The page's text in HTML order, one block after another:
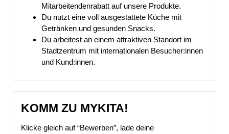
Mitarbeitendenrabatt auf unsere Produkte.
Du nutzt eine voll ausgestattete Küche mit
Getränken und gesunden Snacks.
Du arbeitest an einem attraktiven Standort im
Stadtzentrum mit internationalen Besucher:innen
und Kund:innen.
KOMM ZU MYKITA!
Klicke gleich auf “Bewerben”, lade deine